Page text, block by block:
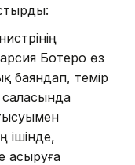
Ботеро өз
баяндап, темір
ішінде,
асыруға